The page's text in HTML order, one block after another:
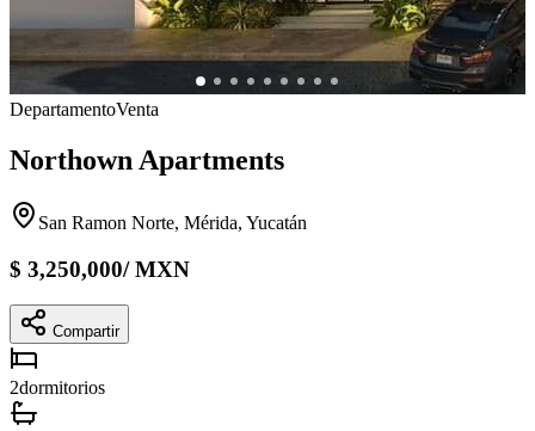
DepartamentoVenta
Northown Apartments
San Ramon Norte, Mérida, Yucatán
$ 3,250,000/MXN
Compartir
2dormitorios